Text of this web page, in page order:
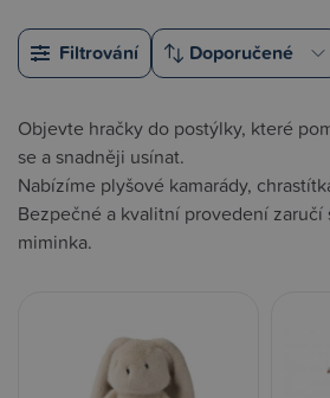
Filtrování
Objevte hračky do postýlky, které
se a snadněji usínat.
Nabízíme plyšové kamarády,
Bezpečné a kvalitní provedení zaručí
miminka.